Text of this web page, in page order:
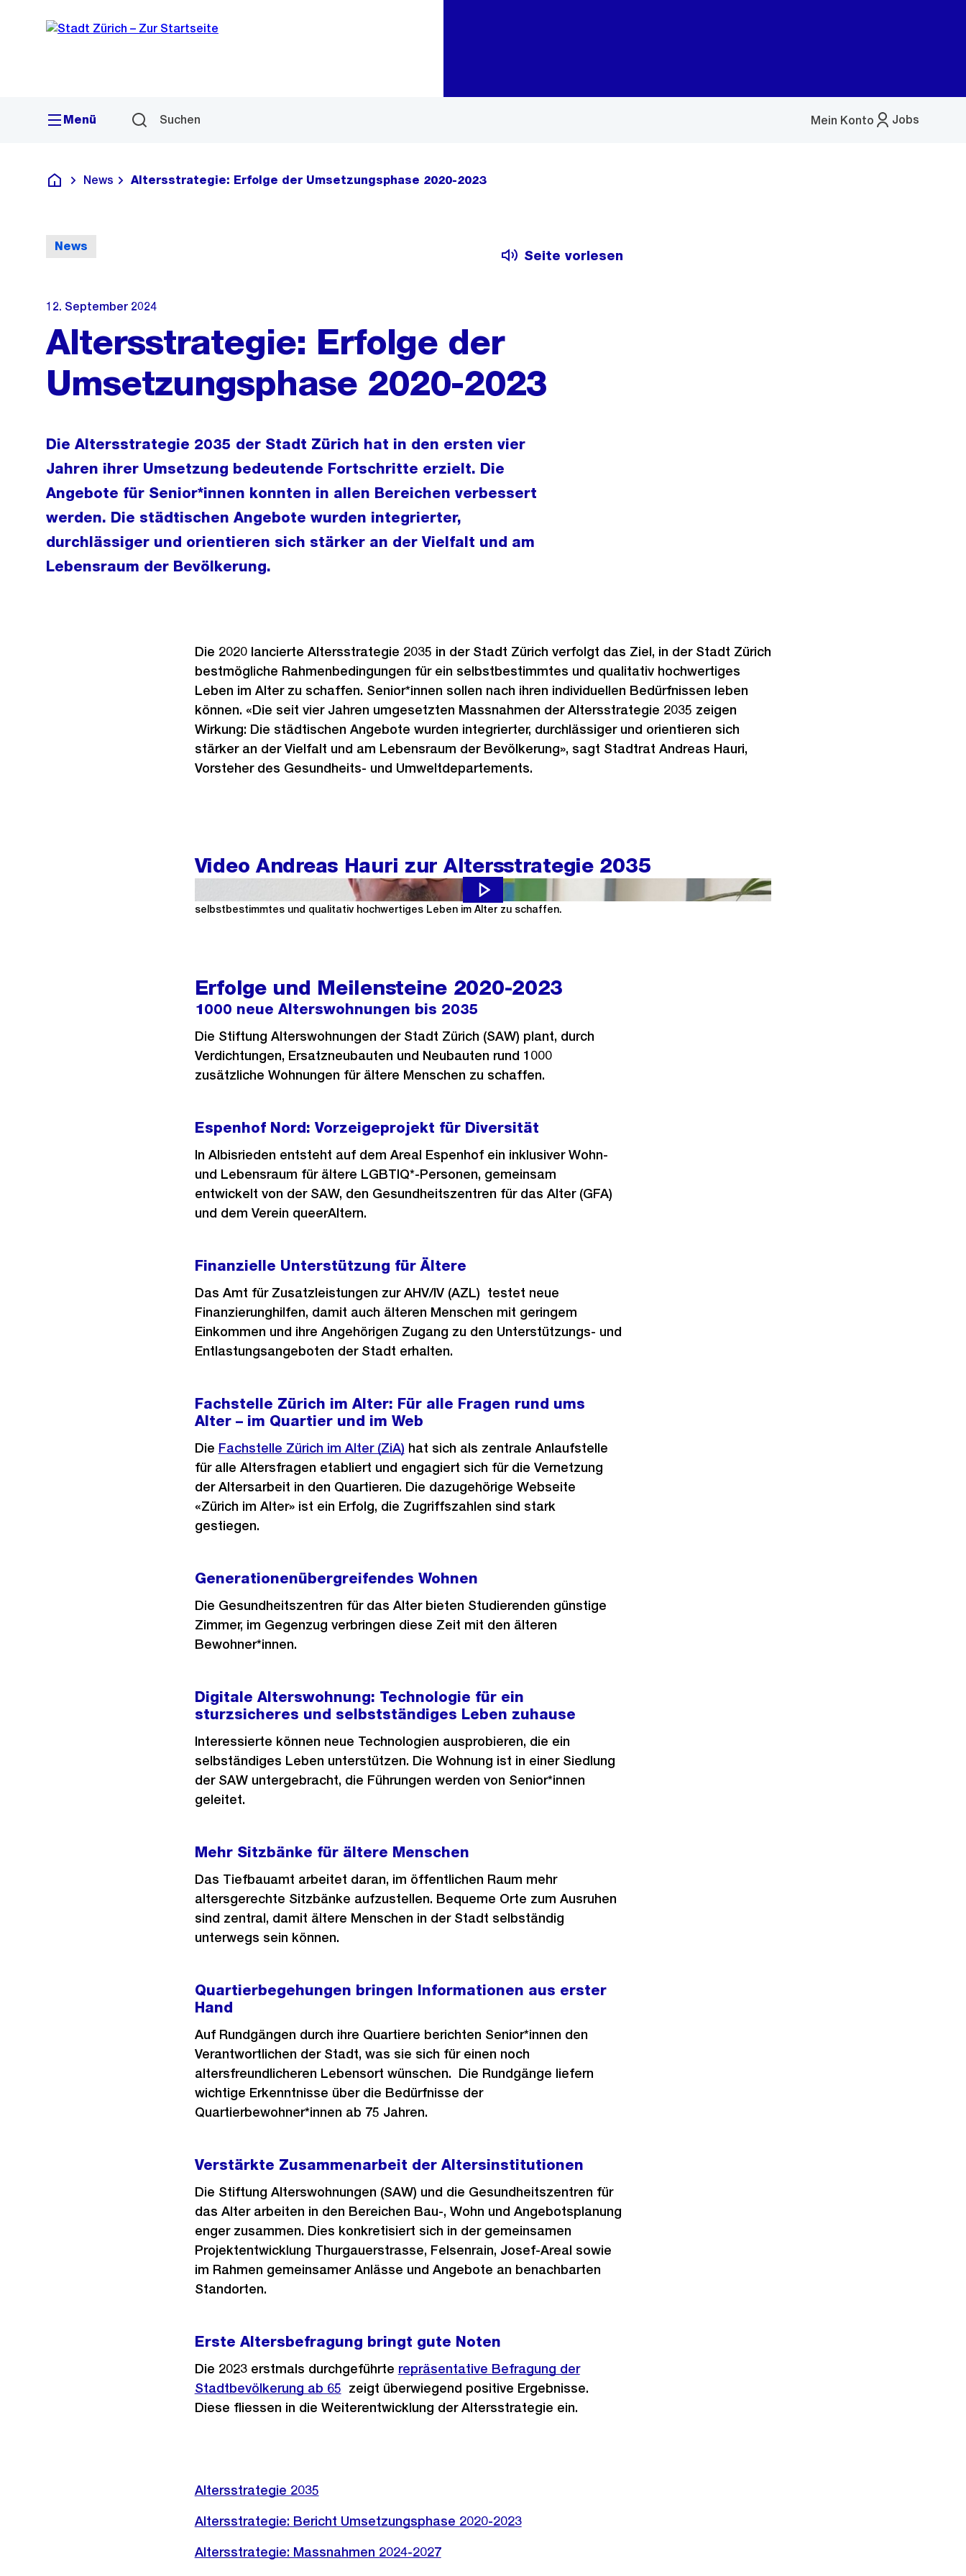
Navigation
Sprunglink
Menü Suchen Jobs
Mein Konto
Menü
Deutsch
News Altersstrategie: Erfolge der Umsetzungsphase 2020-2023
News
Seite vorlesen
12. September 2024
Altersstrategie: Erfolge der
Umsetzungsphase 2020-2023
Die Altersstrategie 2035 der Stadt Zürich hat in den ersten vier
Jahren ihrer Umsetzung bedeutende Fortschritte erzielt. Die
Angebote für Senior*innen konnten in allen Bereichen verbessert
werden. Die städtischen Angebote wurden integrierter,
durchlässiger und orientieren sich stärker an der Vielfalt und am
Lebensraum der Bevölkerung.
Die 2020 lancierte Altersstrategie 2035 in der Stadt Zürich verfolgt das Ziel, in der Stadt Zürich
bestmögliche Rahmenbedingungen für ein selbstbestimmtes und qualitativ hochwertiges
Leben im Alter zu schaffen. Senior*innen sollen nach ihren individuellen Bedürfnissen leben
können. «Die seit vier Jahren umgesetzten Massnahmen der Altersstrategie 2035 zeigen
Wirkung: Die städtischen Angebote wurden integrierter, durchlässiger und orientieren sich
stärker an der Vielfalt und am Lebensraum der Bevölkerung», sagt Stadtrat Andreas Hauri,
Vorsteher des Gesundheits- und Umweltdepartements.
Video Andreas Hauri zur Altersstrategie 2035
Die 2020 lancierte Altersstrategie 2035 der Stadt Zürich zielt darauf ab, bestmögliche Bedingungen für ein
selbstbestimmtes und qualitativ hochwertiges Leben im Alter zu schaffen.
Erfolge und Meilensteine 2020-2023
1000 neue Alterswohnungen bis 2035
Die Stiftung Alterswohnungen der Stadt Zürich (SAW) plant, durch
Verdichtungen, Ersatzneubauten und Neubauten rund 1000
zusätzliche Wohnungen für ältere Menschen zu schaffen.
Espenhof Nord: Vorzeigeprojekt für Diversität
In Albisrieden entsteht auf dem Areal Espenhof ein inklusiver Wohn-
und Lebensraum für ältere LGBTIQ*-Personen, gemeinsam
entwickelt von der SAW, den Gesundheitszentren für das Alter (GFA)
und dem Verein queerAltern.
Finanzielle Unterstützung für Ältere
Das Amt für Zusatzleistungen zur AHV/IV (AZL) testet neue
Finanzierunghilfen, damit auch älteren Menschen mit geringem
Einkommen und ihre Angehörigen Zugang zu den Unterstützungs- und
Entlastungsangeboten der Stadt erhalten.
Fachstelle Zürich im Alter: Für alle Fragen rund ums
Alter – im Quartier und im Web
Die Fachstelle Zürich im Alter (ZiA) hat sich als zentrale Anlaufstelle
für alle Altersfragen etabliert und engagiert sich für die Vernetzung
der Altersarbeit in den Quartieren. Die dazugehörige Webseite
«Zürich im Alter» ist ein Erfolg, die Zugriffszahlen sind stark
gestiegen.
Generationenübergreifendes Wohnen
Die Gesundheitszentren für das Alter bieten Studierenden günstige
Zimmer, im Gegenzug verbringen diese Zeit mit den älteren
Bewohner*innen.
Digitale Alterswohnung: Technologie für ein
sturzsicheres und selbstständiges Leben zuhause
Interessierte können neue Technologien ausprobieren, die ein
selbständiges Leben unterstützen. Die Wohnung ist in einer Siedlung
der SAW untergebracht, die Führungen werden von Senior*innen
geleitet.
Mehr Sitzbänke für ältere Menschen
Das Tiefbauamt arbeitet daran, im öffentlichen Raum mehr
altersgerechte Sitzbänke aufzustellen. Bequeme Orte zum Ausruhen
sind zentral, damit ältere Menschen in der Stadt selbständig
unterwegs sein können.
Quartierbegehungen bringen Informationen aus erster
Hand
Auf Rundgängen durch ihre Quartiere berichten Senior*innen den
Verantwortlichen der Stadt, was sie sich für einen noch
altersfreundlicheren Lebensort wünschen. Die Rundgänge liefern
wichtige Erkenntnisse über die Bedürfnisse der
Quartierbewohner*innen ab 75 Jahren.
Verstärkte Zusammenarbeit der Altersinstitutionen
Die Stiftung Alterswohnungen (SAW) und die Gesundheitszentren für
das Alter arbeiten in den Bereichen Bau-, Wohn und Angebotsplanung
enger zusammen. Dies konkretisiert sich in der gemeinsamen
Projektentwicklung Thurgauerstrasse, Felsenrain, Josef-Areal sowie
im Rahmen gemeinsamer Anlässe und Angebote an benachbarten
Standorten.
Erste Altersbefragung bringt gute Noten
Die 2023 erstmals durchgeführte repräsentative Befragung der
Stadtbevölkerung ab 65 zeigt überwiegend positive Ergebnisse.
Diese fliessen in die Weiterentwicklung der Altersstrategie ein.
Altersstrategie 2035
Altersstrategie: Bericht Umsetzungsphase 2020-2023
Altersstrategie: Massnahmen 2024-2027